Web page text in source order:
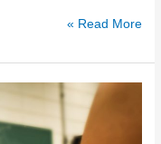
Read More »